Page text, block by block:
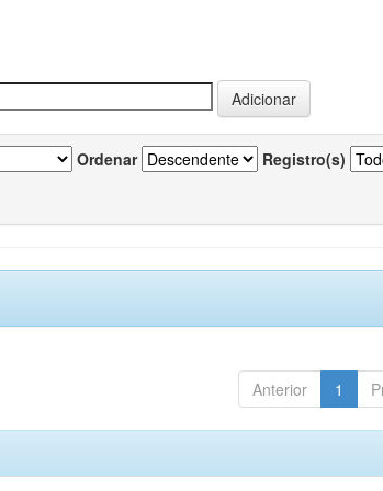
Ordenar Registro(s)
Anterior 1